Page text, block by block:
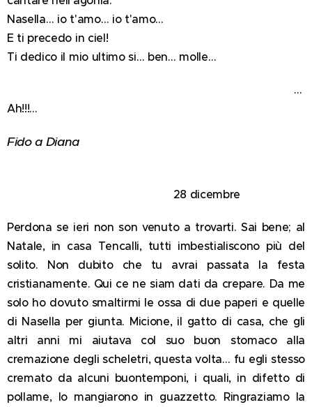
Nasella… io t'amo… io t'amo…
E ti precedo in ciel!
Ti dedico il mio ultimo si… ben… molle…
…
Ah!!!…
Fido a Diana
28 dicembre
Perdona se ieri non son venuto a trovarti. Sai bene; al
Natale, in casa Tencalli, tutti imbestialiscono più del
solito. Non dubito che tu avrai passata la festa
cristianamente. Qui ce ne siam dati da crepare. Da me
solo ho dovuto smaltirmi le ossa di due paperi e quelle
di Nasella per giunta. Micione, il gatto di casa, che gli
altri anni mi aiutava col suo buon stomaco alla
cremazione degli scheletri, questa volta… fu egli stesso
cremato da alcuni buontemponi, i quali, in difetto di
pollame, lo mangiarono in guazzetto. Ringraziamo la